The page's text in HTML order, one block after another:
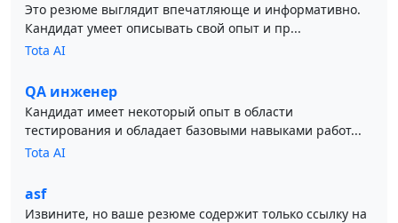
Это резюме выглядит впечатляюще и информативно.
Кандидат умеет описывать свой опыт и пр...
Tota AI
QA инженер
Кандидат имеет некоторый опыт в области
тестирования и обладает базовыми навыками работ...
Tota AI
asf
Извините, но ваше резюме содержит только ссылку на